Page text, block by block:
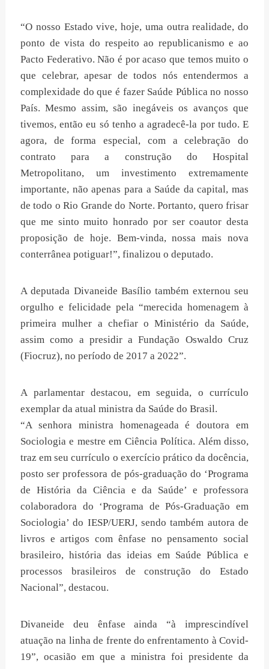
“O nosso Estado vive, hoje, uma outra realidade, do
ponto de vista do respeito ao republicanismo e ao
Pacto Federativo. Não é por acaso que temos muito o
que celebrar, apesar de todos nós entendermos a
complexidade do que é fazer Saúde Pública no nosso
País. Mesmo assim, são inegáveis os avanços que
tivemos, então eu só tenho a agradecê-la por tudo. E
agora, de forma especial, com a celebração do
contrato para a construção do Hospital
Metropolitano, um investimento extremamente
importante, não apenas para a Saúde da capital, mas
de todo o Rio Grande do Norte. Portanto, quero frisar
que me sinto muito honrado por ser coautor desta
proposição de hoje. Bem-vinda, nossa mais nova
conterrânea potiguar!”, finalizou o deputado.
A deputada Divaneide Basílio também externou seu
orgulho e felicidade pela “merecida homenagem à
primeira mulher a chefiar o Ministério da Saúde,
assim como a presidir a Fundação Oswaldo Cruz
(Fiocruz), no período de 2017 a 2022”.
A parlamentar destacou, em seguida, o currículo
exemplar da atual ministra da Saúde do Brasil.
“A senhora ministra homenageada é doutora em
Sociologia e mestre em Ciência Política. Além disso,
traz em seu currículo o exercício prático da docência,
posto ser professora de pós-graduação do ‘Programa
de História da Ciência e da Saúde’ e professora
colaboradora do ‘Programa de Pós-Graduação em
Sociologia’ do IESP/UERJ, sendo também autora de
livros e artigos com ênfase no pensamento social
brasileiro, história das ideias em Saúde Pública e
processos brasileiros de construção do Estado
Nacional”, destacou.
Divaneide deu ênfase ainda “à imprescindível
atuação na linha de frente do enfrentamento à Covid-
19”, ocasião em que a ministra foi presidente da